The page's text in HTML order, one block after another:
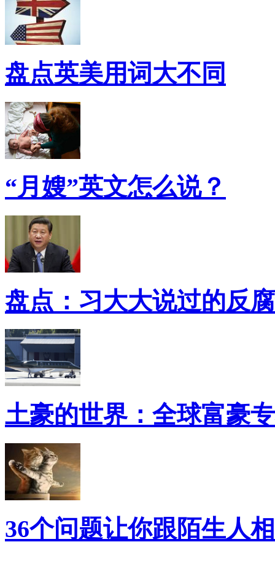
盘点英美用词大不同
“月嫂”英文怎么说？
盘点：习大大说过的反
土豪的世界：全球富豪
36个问题让你跟陌生人